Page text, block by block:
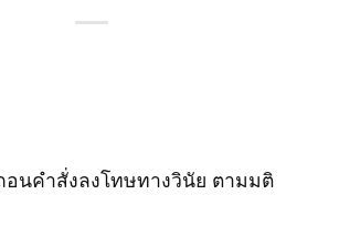
อนคำสั่งลงโทษทางวินัย ตามมติ